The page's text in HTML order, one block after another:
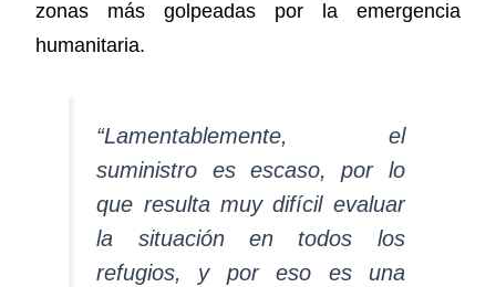
zonas más golpeadas por la emergencia
humanitaria.
“Lamentablemente, el
suministro es escaso, por lo
que resulta muy difícil evaluar
la situación en todos los
refugios, y por eso es una